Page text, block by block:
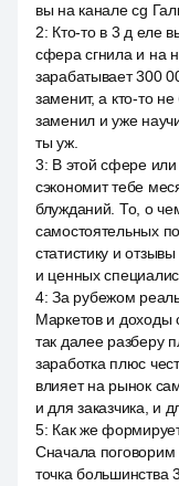
вы на канале cg
2: Кто-то в 3 д еле
сфера сгнила и на
зарабатывает 300
заменит, а кто-то
заменил и уже
ты уж.
3: В этой сфере
сэкономит тебе
блужданий. То, о
самостоятельных
статистику и
и ценных
4:За рубежом
Маркетов и доходы
так далее разберу
заработка плюс
влияет на рынок
и для заказчика, и
5: Как же
Сначала поговорим
точка большинства